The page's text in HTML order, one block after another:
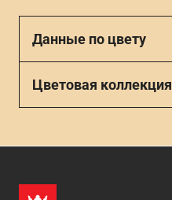
Данные по цвету
Цветовая коллекция